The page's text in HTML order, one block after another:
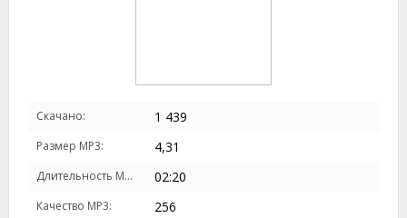
Скачано: 1 439
Размер MP3: 4,31
Длительность MP3: 02:20
Качество MP3: 256